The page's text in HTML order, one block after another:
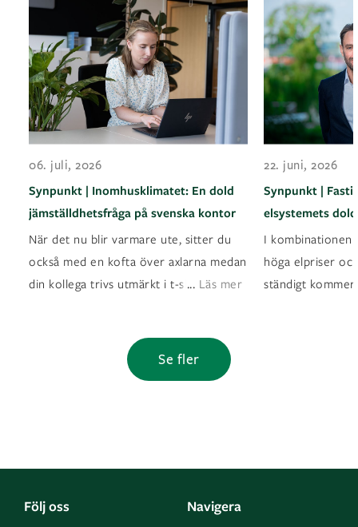
06. juli, 2026
Synpunkt | Inomhusklimatet: En dold
jämställdhetsfråga på svenska kontor
När det nu blir varmare ute, sitter du
också med en kofta över axlarna medan
din kollega trivs utmärkt i t-shirt? Det ä
... Läs mer
22. juni, 2026
Synpunkt |
elsystemets
I kombinationen
höga elpriser
ständigt
Se fler
Följ oss Navigera